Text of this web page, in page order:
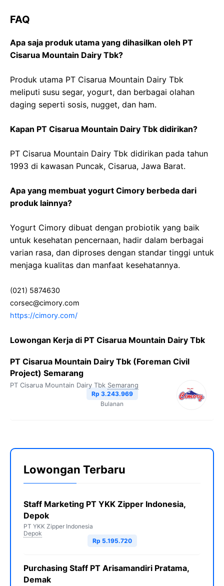
FAQ
Apa saja produk utama yang dihasilkan oleh PT
Cisarua Mountain Dairy Tbk?
Produk utama PT Cisarua Mountain Dairy Tbk
meliputi susu segar, yogurt, dan berbagai olahan
daging seperti sosis, nugget, dan ham.
Kapan PT Cisarua Mountain Dairy Tbk didirikan?
PT Cisarua Mountain Dairy Tbk didirikan pada tahun
1993 di kawasan Puncak, Cisarua, Jawa Barat.
Apa yang membuat yogurt Cimory berbeda dari
produk lainnya?
Yogurt Cimory dibuat dengan probiotik yang baik
untuk kesehatan pencernaan, hadir dalam berbagai
varian rasa, dan diproses dengan standar tinggi untuk
menjaga kualitas dan manfaat kesehatannya.
(021) 5874630
corsec@cimory.com
https://cimory.com/
Lowongan Kerja di PT Cisarua Mountain Dairy Tbk
PT Cisarua Mountain Dairy Tbk (Foreman Civil
Project) Semarang
PT Cisarua Mountain Dairy Tbk Semarang
Rp 3.243.969
Bulanan
Lowongan Terbaru
Staff Marketing PT YKK Zipper Indonesia,
Depok
PT YKK Zipper Indonesia
Depok
Rp 5.195.720
Purchasing Staff PT Arisamandiri Pratama,
Demak